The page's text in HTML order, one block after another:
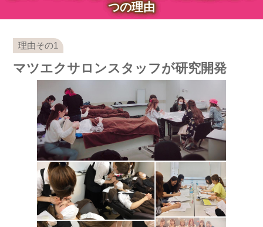
つの理由
マツエクサロンスタッフが研究開発